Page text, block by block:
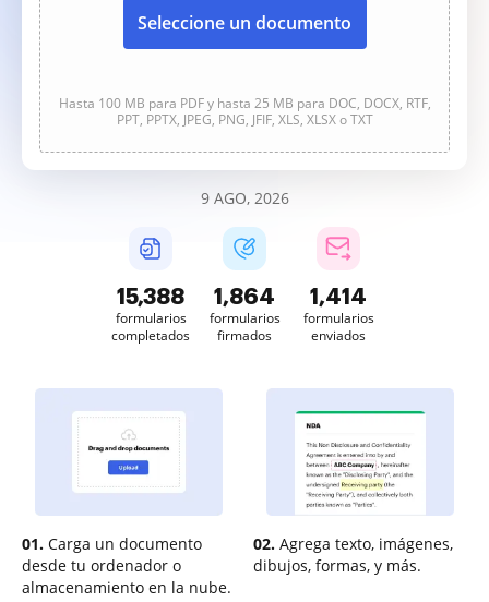
Seleccione un documento
Hasta 100 MB para PDF y hasta 25 MB para DOC, DOCX, RTF,
PPT, PPTX, JPEG, PNG, JFIF, XLS, XLSX o TXT
9 AGO, 2026
15,390
formularios
completados
1,864
formularios
firmados
1,414
formularios
enviados
01. Carga un documento
desde tu ordenador o
almacenamiento en la nube.
02. Agrega texto, imágenes,
dibujos, formas, y más.